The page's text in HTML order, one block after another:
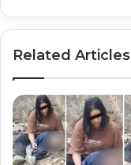
Related Articles